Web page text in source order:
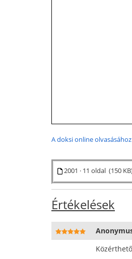
A doksi online
2001 · 11 oldal (150
Értékelések